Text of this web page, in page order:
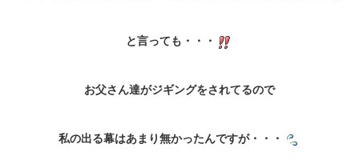
と言っても・・・
お父さん達がジギングをされてるので
私の出る幕はあまり無かったんですが・・・